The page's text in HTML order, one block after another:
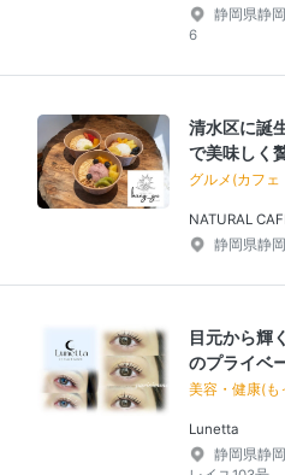
静岡県静
6
清水区に誕
で美味しく
グルメ(カフェ
NATURAL
静岡県静
目元から輝
のプライベ
美容・健康(も
Lunetta
静岡県静